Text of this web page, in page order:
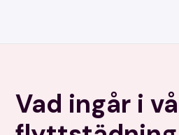
Vad ingår i